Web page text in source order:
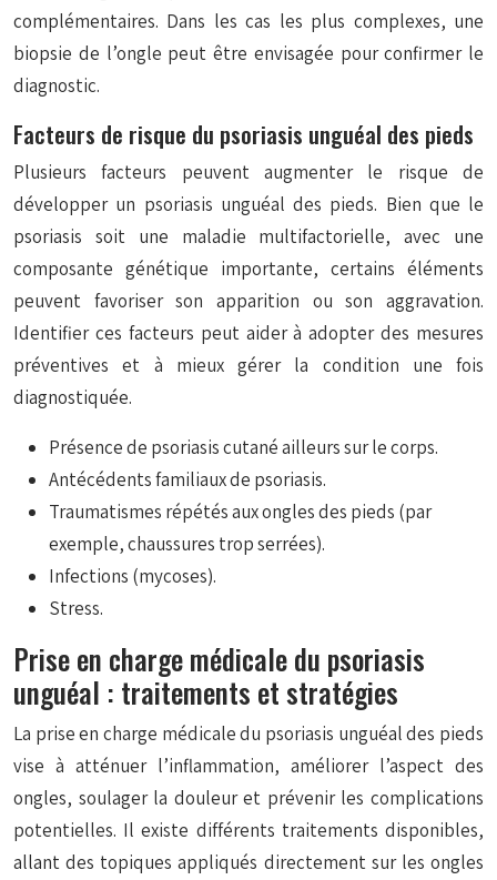
complémentaires. Dans les cas les plus complexes, une
biopsie de l’ongle peut être envisagée pour confirmer le
diagnostic.
Facteurs de risque du psoriasis unguéal des pieds
Plusieurs facteurs peuvent augmenter le risque de
développer un psoriasis unguéal des pieds. Bien que le
psoriasis soit une maladie multifactorielle, avec une
composante génétique importante, certains éléments
peuvent favoriser son apparition ou son aggravation.
Identifier ces facteurs peut aider à adopter des mesures
préventives et à mieux gérer la condition une fois
diagnostiquée.
Présence de psoriasis cutané ailleurs sur le corps.
Antécédents familiaux de psoriasis.
Traumatismes répétés aux ongles des pieds (par
exemple, chaussures trop serrées).
Infections (mycoses).
Stress.
Prise en charge médicale du psoriasis
unguéal : traitements et stratégies
La prise en charge médicale du psoriasis unguéal des pieds
vise à atténuer l’inflammation, améliorer l’aspect des
ongles, soulager la douleur et prévenir les complications
potentielles. Il existe différents traitements disponibles,
allant des topiques appliqués directement sur les ongles